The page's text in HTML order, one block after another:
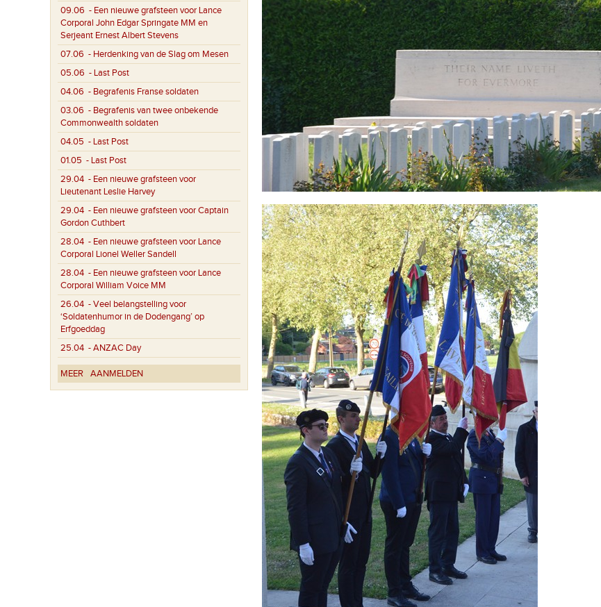
09.06 - Een nieuwe grafsteen voor Lance
Corporal John Edgar Springate MM en
Serjeant Ernest Albert Stevens
07.06 - Herdenking van de Slag om Mesen
05.06 - Last Post
04.06 - Begrafenis Franse soldaten
03.06 - Begrafenis van twee onbekende
Commonwealth soldaten
04.05 - Last Post
01.05 - Last Post
29.04 - Een nieuwe grafsteen voor
Lieutenant Leslie Harvey
29.04 - Een nieuwe grafsteen voor Captain
Gordon Cuthbert
28.04 - Een nieuwe grafsteen voor Lance
Corporal Lionel Weller Sandell
28.04 - Een nieuwe grafsteen voor Lance
Corporal William Voice MM
26.04 - Veel belangstelling voor
‘Soldatenhumor in de Dodengang’ op
Erfgoeddag
25.04 - ANZAC Day
MEER AANMELDEN